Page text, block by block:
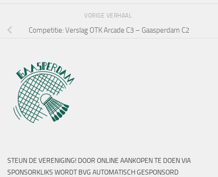
VORIGE VERHAAL
Competitie: Verslag OTK Arcade C3 – Gaasperdam C2
STEUN DE VERENIGING! DOOR ONLINE AANKOPEN TE DOEN VIA
SPONSORKLIKS WORDT BVG AUTOMATISCH GESPONSORD